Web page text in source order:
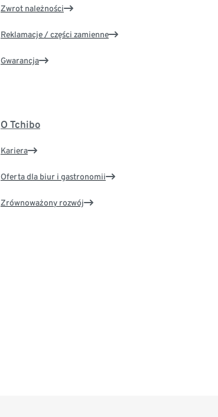
Zwrot należności
Reklamacje / części zamienne
Gwarancja
O Tchibo
Kariera
Oferta dla biur i gastronomii
Zrównoważony rozwój